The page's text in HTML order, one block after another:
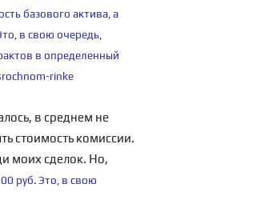
базового актива, а
в свою очередь,
в определенный
rinke
в среднем не
стоимость комиссии.
моих сделок. Но,
руб. Это, в свою